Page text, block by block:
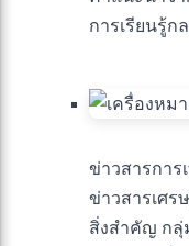
การเรียนรู้ก
ข่าวสารการ
ข่าวสารเศร
สิ่งสำคัญ กลุ่